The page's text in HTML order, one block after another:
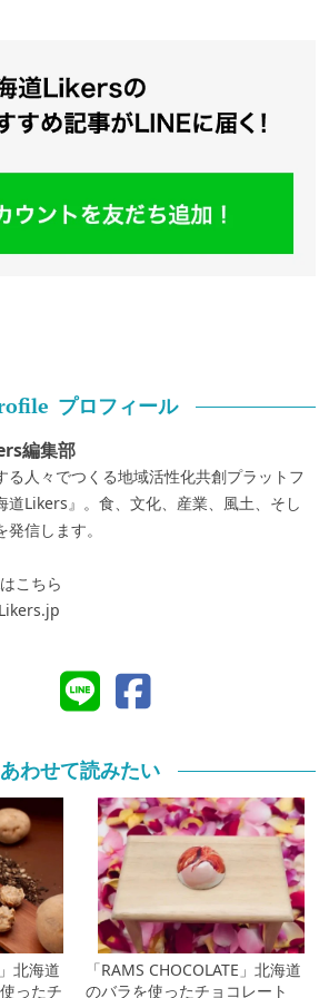
プロフィール
編集部
る人々でつくる地域活性化共創プラットフ
道Likers』。食、文化、産業、風土、そし
信します。
こちら
あわせて読みたい
北海道
ったチ
「RAMS CHOCOLATE」北海道
のバラを使ったチョコレート